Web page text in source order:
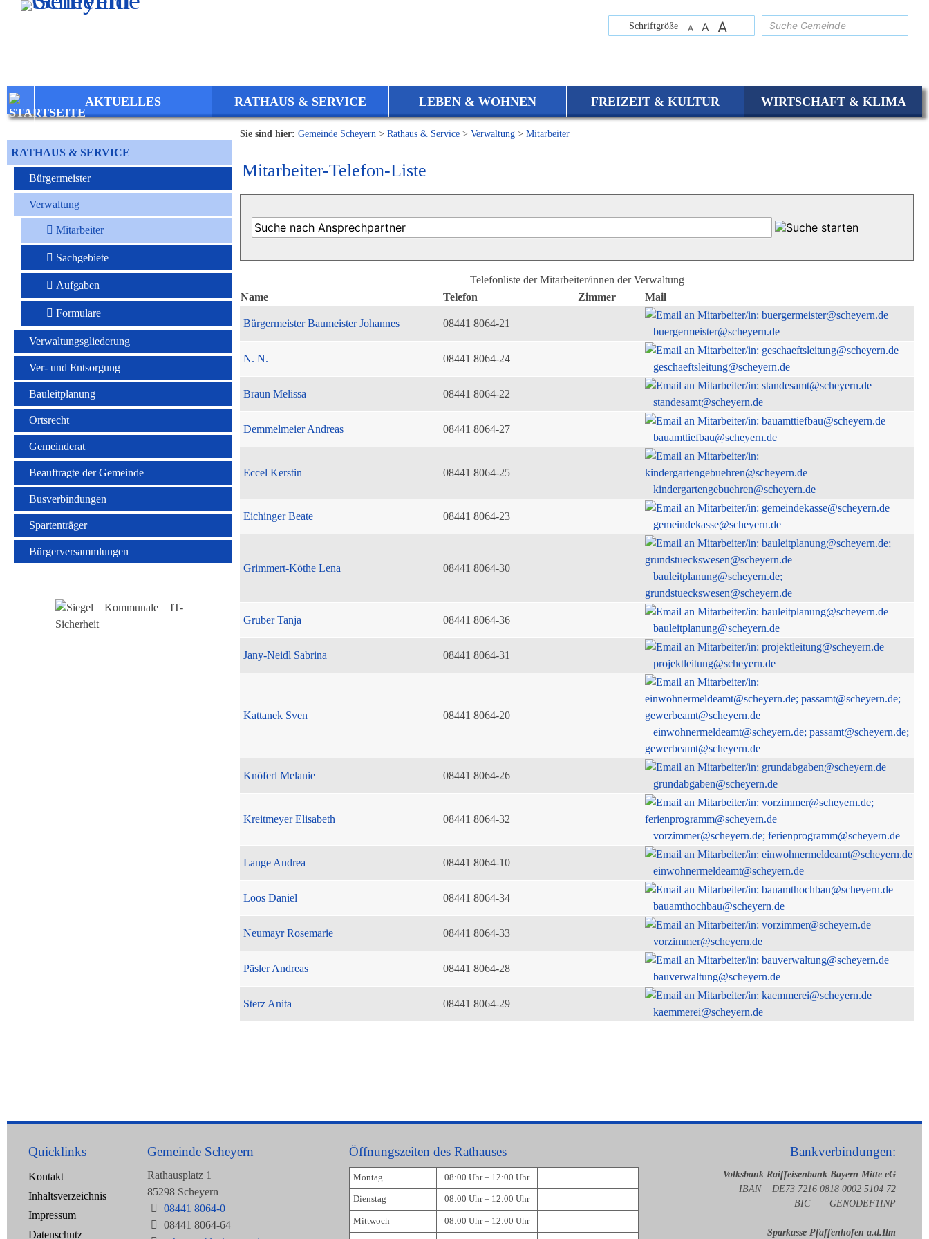
Zum Inhalt,zur Navigationoder
Schriftgröße A A A
AKTUELLES RATHAUS & SERVICE LEBEN & WOHNEN FREIZEIT & KULTUR WIRTSCHAFT & KLIMA
RATHAUS & SERVICE
Bürgermeister
Verwaltung
Mitarbeiter
Sachgebiete
Aufgaben
Formulare
Verwaltungsgliederung
Ver- und Entsorgung
Bauleitplanung
Ortsrecht
Gemeinderat
Beauftragte der Gemeinde
Busverbindungen
Spartenträger
Bürgerversammlungen
Sie sind hier: Gemeinde Scheyern > Rathaus & Service > Verwaltung > Mitarbeiter
Mitarbeiter-Telefon-Liste
Telefonliste der Mitarbeiter/innen der Verwaltung
Name
Telefon Zimmer Mail
Bürgermeister Baumeister Johannes 08441 8064-21
buergermeister@scheyern.de
N. N. 08441 8064-24
geschaeftsleitung@scheyern.de
Braun Melissa 08441 8064-22
standesamt@scheyern.de
Demmelmeier Andreas 08441 8064-27
bauamttiefbau@scheyern.de
Eccel Kerstin
08441 8064-25
kindergartengebuehren@scheyern.de
Eichinger Beate 08441 8064-23
gemeindekasse@scheyern.de
Grimmert-Köthe Lena 08441 8064-30
bauleitplanung@scheyern.de;
grundstueckswesen@scheyern.de
Gruber Tanja 08441 8064-36
bauleitplanung@scheyern.de
Jany-Neidl Sabrina 08441 8064-31
projektleitung@scheyern.de
Kattanek Sven
08441 8064-20
einwohnermeldeamt@scheyern.de; passamt@scheyern.de;
gewerbeamt@scheyern.de
Knöferl Melanie 08441 8064-26
grundabgaben@scheyern.de
Kreitmeyer Elisabeth
08441 8064-32
vorzimmer@scheyern.de; ferienprogramm@scheyern.de
Lange Andrea 08441 8064-10
einwohnermeldeamt@scheyern.de
Loos Daniel 08441 8064-34
bauamthochbau@scheyern.de
Neumayr Rosemarie 08441 8064-33
vorzimmer@scheyern.de
Päsler Andreas 08441 8064-28
bauverwaltung@scheyern.de
Sterz Anita 08441 8064-29
kaemmerei@scheyern.de
Quicklinks
Kontakt
Inhaltsverzeichnis
Impressum
Datenschutz
Gemeinde Scheyern
Rathausplatz 1
85298 Scheyern
08441 8064-0
08441 8064-64
Öffnungszeiten des Rathauses
Montag 08:00 Uhr – 12:00 Uhr
Dienstag 08:00 Uhr – 12:00 Uhr
Mittwoch 08:00 Uhr – 12:00 Uhr
Bankverbindungen:
Volksbank Raiffeisenbank Bayern Mitte eG
IBAN DE73 7216 0818 0002 5104 72
BIC GENODEF1INP
Sparkasse Pfaffenhofen a.d.Ilm